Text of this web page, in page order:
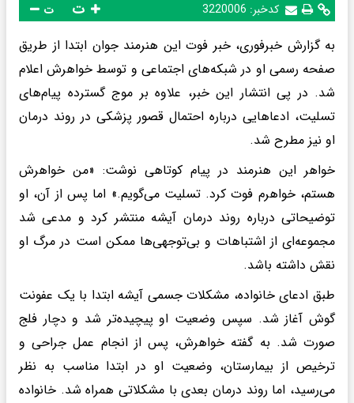
کدخبر: 3220006 ت
به گزارش خبرفوری، خبر فوت این هنرمند جوان ابتدا از طریق
صفحه رسمی او در شبکه‌های اجتماعی و توسط خواهرش اعلام
شد. در پی انتشار این خبر، علاوه بر موج گسترده پیام‌های
تسلیت، ادعاهایی درباره احتمال قصور پزشکی در روند درمان
او نیز مطرح شد.
خواهر این هنرمند در پیام کوتاهی نوشت: «من خواهرش
هستم، خواهرم فوت کرد. تسلیت می‌گویم.» اما پس از آن، او
توضیحاتی درباره روند درمان آیشه منتشر کرد و مدعی شد
مجموعه‌ای از اشتباهات و بی‌توجهی‌ها ممکن است در مرگ او
نقش داشته باشد.
طبق ادعای خانواده، مشکلات جسمی آیشه ابتدا با یک عفونت
گوش آغاز شد. سپس وضعیت او پیچیده‌تر شد و دچار فلج
صورت شد. به گفته خواهرش، پس از انجام عمل جراحی و
ترخیص از بیمارستان، وضعیت او در ابتدا مناسب به نظر
می‌رسید، اما روند درمان بعدی با مشکلاتی همراه شد. خانواده